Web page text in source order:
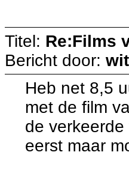
Titel: Re:Films
Bericht door:
Heb net 8,5
met de film
de
eerst maar